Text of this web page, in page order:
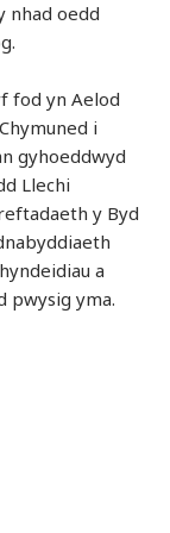
nhad oedd
fod yn Aelod
i
gyhoeddwyd
Llechi
y Byd
a
pwysig yma.